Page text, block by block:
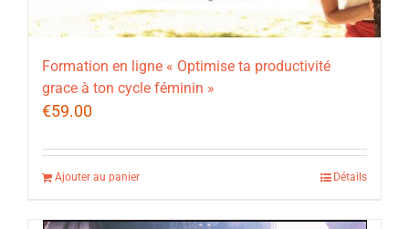
Formation en ligne « Optimise ta productivité
grace à ton cycle féminin »
€59.00
Ajouter au panier Détails